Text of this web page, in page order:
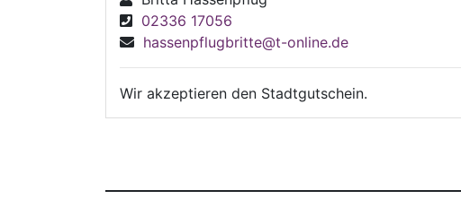
02336 17056
hassenpflugbritte@t-online.de
Wir akzeptieren den Stadtgutschein.